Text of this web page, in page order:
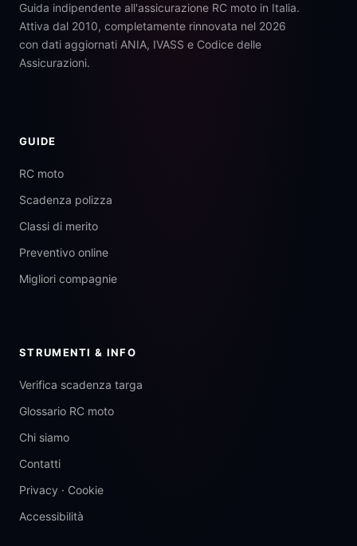
Guida indipendente all'assicurazione RC moto in Italia.
Attiva dal 2010, completamente rinnovata nel 2026
con dati aggiornati ANIA, IVASS e Codice delle
Assicurazioni.
GUIDE
RC moto
Scadenza polizza
Classi di merito
Preventivo online
Migliori compagnie
STRUMENTI & INFO
Verifica scadenza targa
Glossario RC moto
Chi siamo
Contatti
Privacy · Cookie
Accessibilità